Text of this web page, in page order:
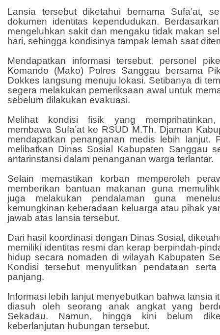
Lansia tersebut diketahui bernama Sufa’at,
dokumen identitas kependudukan.
mengeluhkan sakit dan mengaku tidak makan
hari, sehingga kondisinya tampak lemah saat
Mendapatkan informasi tersebut, personel
Komando (Mako) Polres Sanggau bersama
Dokkes langsung menuju lokasi. Setibanya di
segera melakukan pemeriksaan awal untuk
sebelum dilakukan evakuasi.
Melihat kondisi fisik yang
membawa Sufa’at ke RSUD M.Th. Djaman
mendapatkan penanganan medis lebih lanjut.
melibatkan Dinas Sosial Kabupaten Sanggau
antarinstansi dalam penanganan warga terlantar.
Selain memastikan korban memperoleh
memberikan bantuan makanan guna
juga melakukan pendalaman guna
kemungkinan keberadaan keluarga atau pihak
jawab atas lansia tersebut.
Dari hasil koordinasi dengan Dinas Sosial,
memiliki identitas resmi dan kerap berpindah-
hidup secara nomaden di wilayah Kabupaten
Kondisi tersebut menyulitkan pendataan
panjang.
Informasi lebih lanjut menyebutkan bahwa lansia
diasuh oleh seorang anak angkat yang
Sekadau. Namun, hingga kini belum
keberlanjutan hubungan tersebut.